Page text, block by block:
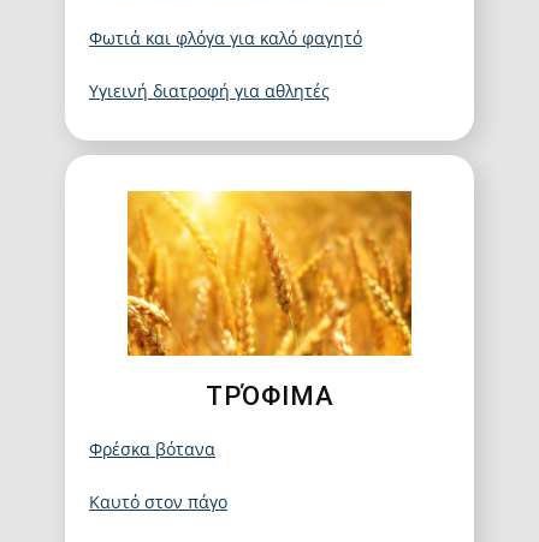
Φωτιά και φλόγα για καλό φαγητό
Υγιεινή διατροφή για αθλητές
ΤΡΌΦΙΜΑ
Φρέσκα βότανα
Καυτό στον πάγο